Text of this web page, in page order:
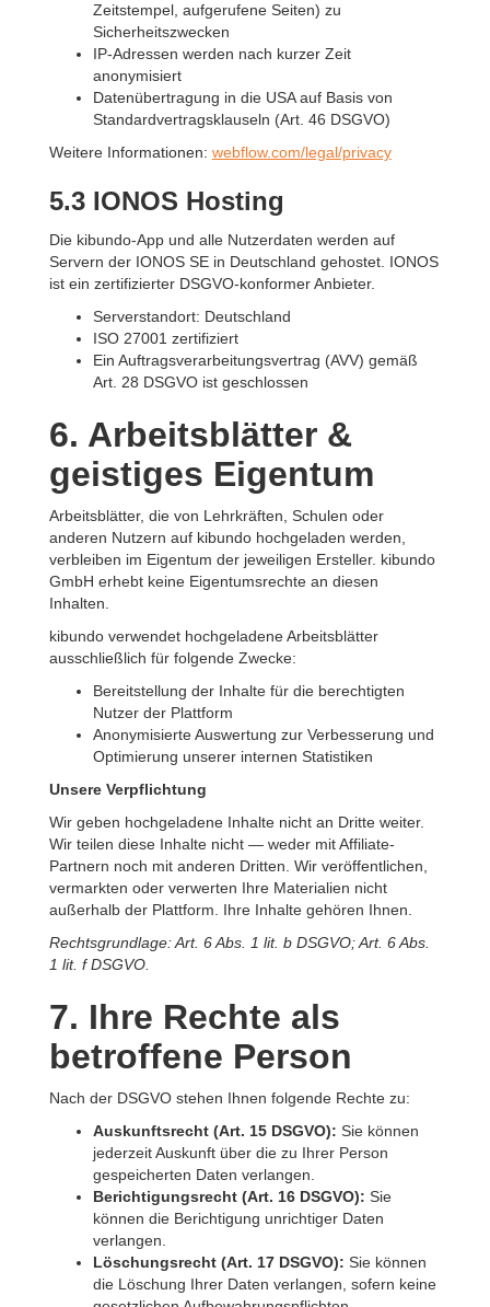
Zeitstempel, aufgerufene Seiten) zu
Sicherheitszwecken
IP-Adressen werden nach kurzer Zeit
anonymisiert
Datenübertragung in die USA auf Basis von
Standardvertragsklauseln (Art. 46 DSGVO)
Weitere Informationen: webflow.com/legal/privacy
5.3 IONOS Hosting
Die kibundo-App und alle Nutzerdaten werden auf
Servern der IONOS SE in Deutschland gehostet. IONOS
ist ein zertifizierter DSGVO-konformer Anbieter.
Serverstandort: Deutschland
ISO 27001 zertifiziert
Ein Auftragsverarbeitungsvertrag (AVV) gemäß
Art. 28 DSGVO ist geschlossen
6. Arbeitsblätter &
geistiges Eigentum
Arbeitsblätter, die von Lehrkräften, Schulen oder
anderen Nutzern auf kibundo hochgeladen werden,
verbleiben im Eigentum der jeweiligen Ersteller. kibundo
GmbH erhebt keine Eigentumsrechte an diesen
Inhalten.
kibundo verwendet hochgeladene Arbeitsblätter
ausschließlich für folgende Zwecke:
Bereitstellung der Inhalte für die berechtigten
Nutzer der Plattform
Anonymisierte Auswertung zur Verbesserung und
Optimierung unserer internen Statistiken
Unsere Verpflichtung
Wir geben hochgeladene Inhalte nicht an Dritte weiter.
Wir teilen diese Inhalte nicht — weder mit Affiliate-
Partnern noch mit anderen Dritten. Wir veröffentlichen,
vermarkten oder verwerten Ihre Materialien nicht
außerhalb der Plattform. Ihre Inhalte gehören Ihnen.
Rechtsgrundlage: Art. 6 Abs. 1 lit. b DSGVO; Art. 6 Abs.
1 lit. f DSGVO.
7. Ihre Rechte als
betroffene Person
Nach der DSGVO stehen Ihnen folgende Rechte zu:
Auskunftsrecht (Art. 15 DSGVO): Sie können
jederzeit Auskunft über die zu Ihrer Person
gespeicherten Daten verlangen.
Berichtigungsrecht (Art. 16 DSGVO): Sie
können die Berichtigung unrichtiger Daten
verlangen.
Löschungsrecht (Art. 17 DSGVO): Sie können
die Löschung Ihrer Daten verlangen, sofern keine